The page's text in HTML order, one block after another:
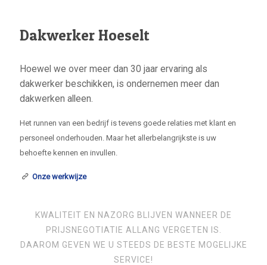
Dakwerker Hoeselt
Hoewel we over meer dan 30 jaar ervaring als
dakwerker beschikken, is ondernemen meer dan
dakwerken alleen.
Het runnen van een bedrijf is tevens goede relaties met klant en
personeel onderhouden. Maar het allerbelangrijkste is uw
behoefte kennen en invullen.
Onze werkwijze
KWALITEIT EN NAZORG BLIJVEN WANNEER DE
PRIJSNEGOTIATIE ALLANG VERGETEN IS.
DAAROM GEVEN WE U STEEDS DE BESTE MOGELIJKE
SERVICE!